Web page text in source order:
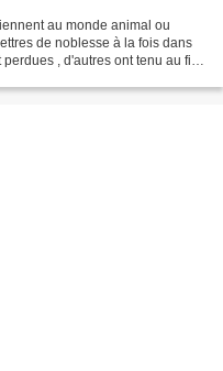
au monde animal ou
de noblesse à la fois dans
, d'autres ont tenu au fil